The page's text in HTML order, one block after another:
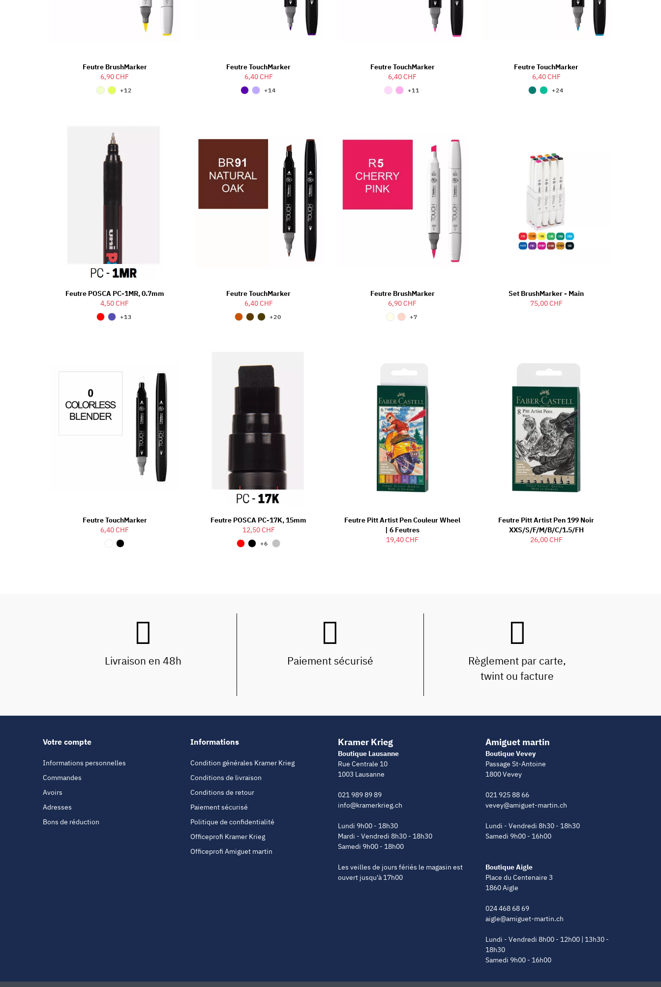
Feutre BrushMarker
6,90 CHF
+12
Feutre TouchMarker
6,40 CHF
+14
Feutre TouchMarker
6,40 CHF
+11
Feutre TouchMarker
6,40 CHF
+24
Feutre POSCA PC-1MR, 0.7mm
4,50 CHF
+13
Feutre TouchMarker
6,40 CHF
+20
Feutre BrushMarker
6,90 CHF
+7
Set BrushMarker - Main
75,00 CHF
Feutre TouchMarker
6,40 CHF
Feutre POSCA PC-17K, 15mm
12,50 CHF
+6
Feutre Pitt Artist Pen Couleur Wheel
| 6 Feutres
19,40 CHF
Feutre Pitt Artist Pen 199 Noir
XXS/S/F/M/B/C/1.5/FH
26,00 CHF
Livraison en 48h Paiement sécurisé
Règlement par carte,
twint ou facture
Votre compte
Informations personnelles
Commandes
Avoirs
Adresses
Bons de réduction
Informations
Condition générales Kramer Krieg
Conditions de livraison
Conditions de retour
Paiement sécurisé
Politique de confidentialité
Officeprofi Kramer Krieg
Officeprofi Amiguet martin
Kramer Krieg
Boutique Lausanne
Rue Centrale 10
1003 Lausanne
021 989 89 89
info@kramerkrieg.ch
Lundi 9h00 - 18h30
Mardi - Vendredi 8h30 - 18h30
Samedi 9h00 - 18h00
Les veilles de jours fériés le magasin est
ouvert jusqu'à 17h00
Amiguet martin
Boutique Vevey
Passage St-Antoine
1800 Vevey
021 925 88 66
vevey@amiguet-martin.ch
Lundi - Vendredi 8h30 - 18h30
Samedi 9h00 - 16h00
Boutique Aigle
Place du Centenaire 3
1860 Aigle
024 468 68 69
aigle@amiguet-martin.ch
Lundi - Vendredi 8h00 - 12h00 | 13h30 -
18h30
Samedi 9h00 - 16h00